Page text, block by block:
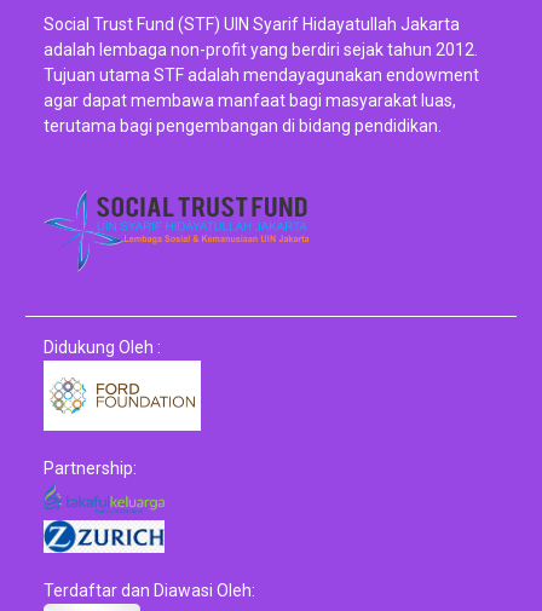
Social Trust Fund (STF) UIN Syarif Hidayatullah Jakarta
adalah lembaga non-profit yang berdiri sejak tahun 2012.
Tujuan utama STF adalah mendayagunakan endowment
agar dapat membawa manfaat bagi masyarakat luas,
terutama bagi pengembangan di bidang pendidikan.
Didukung Oleh :
Partnership:
Terdaftar dan Diawasi Oleh: